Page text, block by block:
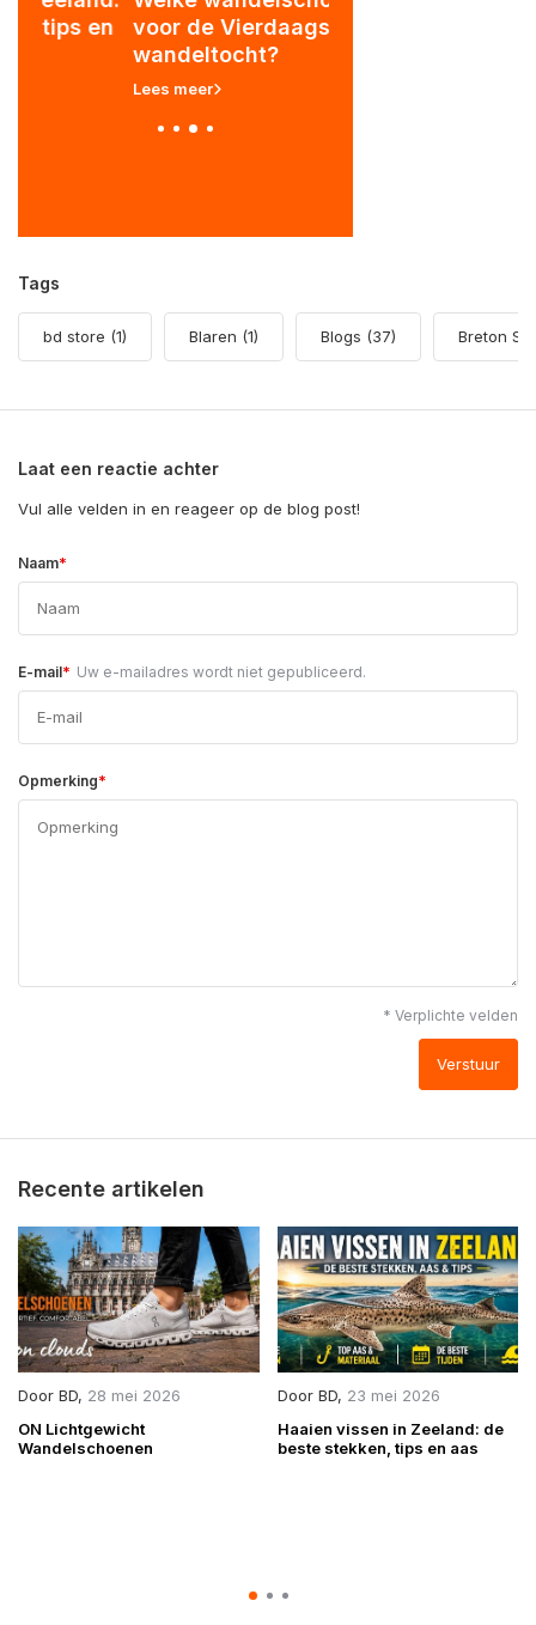
voor de Vierdaagse of
wandeltocht?
Tags
bd store (1) Blaren (1) Blogs (37) Breton
Laat een reactie achter
Vul alle velden in en reageer op de blog post!
Naam*
E-mail* Uw e-mailadres wordt niet gepubliceerd.
Opmerking*
* Verplichte velden
Verstuur
Recente artikelen
Door BD, 28 mei 2026
ON Lichtgewicht
Wandelschoenen
Door BD, 23 mei 2026
Haaien vissen in Zeeland: de
beste stekken, tips en aas